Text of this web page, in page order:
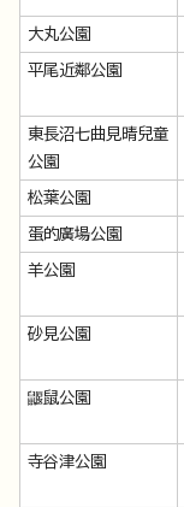
大丸公園
平尾近鄰公園
東長沼七曲見晴兒童
公園
松葉公園
蛋的廣場公園
羊公園
砂見公園
鼴鼠公園
寺谷津公園